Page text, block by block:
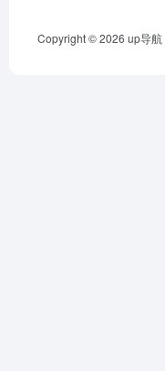
Copyright © 2026 up导航